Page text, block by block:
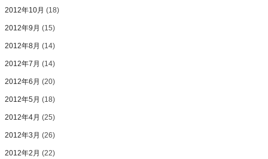
2012年10月 (18)
2012年9月 (15)
2012年8月 (14)
2012年7月 (14)
2012年6月 (20)
2012年5月 (18)
2012年4月 (25)
2012年3月 (26)
2012年2月 (22)